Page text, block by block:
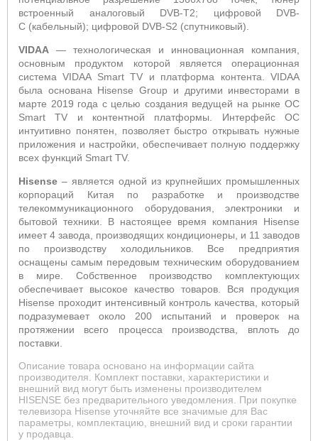
встроенный аналоговый DVB-T2; цифровой DVB-
C (кабельный); цифровой DVB-S2 (спутниковый).
VIDAA — технологическая и инновационная компания,
основным продуктом которой является операционная
система VIDAA Smart TV и платформа контента. VIDAA
была основана Hisense Group и другими инвесторами в
марте 2019 года с целью создания ведущей на рынке ОС
Smart TV и контентной платформы. Интерфейс ОС
интуитивно понятен, позволяет быстро открывать нужные
приложения и настройки, обеспечивает полную поддержку
всех функций Smart TV.
Hisense – является одной из крупнейших промышленных
корпораций Китая по разработке и производстве
телекоммуникационного оборудования, электроники и
бытовой техники. В настоящее время компания Hisense
имеет 4 завода, производящих кондиционеры, и 11 заводов
по производству холодильников. Все предприятия
оснащены самым передовым техническим оборудованием
в мире. Собственное производство комплектующих
обеспечивает высокое качество товаров. Вся продукция
Hisense проходит интенсивный контроль качества, который
подразумевает около 200 испытаний и проверок на
протяжении всего процесса производства, вплоть до
поставки.
Описание товара основано на информации сайта
производителя. Комплект поставки, характеристики и
внешний вид могут быть изменены производителем
HISENSE без предварительного уведомления. При покупке
телевизора Hisense уточняйте все значимые для Вас
параметры, комплектацию, внешний вид и сроки гарантии
у продавца.